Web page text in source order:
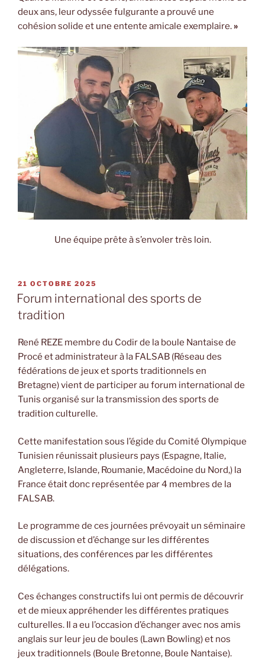
deux ans, leur odyssée fulgurante a prouvé une
cohésion solide et une entente amicale exemplaire.»
Une équipe prête à s’envoler très loin.
PUBLIÉ
LE
21 OCTOBRE 2025
Forum international des sports de
tradition
René REZE membre du Codir de la boule Nantaise de
Procé et administrateur à la FALSAB (Réseau des
fédérations de jeux et sports traditionnels en
Bretagne) vient de participer au forum international de
Tunis organisé sur la transmission des sports de
tradition culturelle.
Cette manifestation sous l’égide du Comité Olympique
Tunisien réunissait plusieurs pays (Espagne, Italie,
Angleterre, Islande, Roumanie, Macédoine du Nord,) la
France était donc représentée par 4 membres de la
FALSAB.
Le programme de ces journées prévoyait un séminaire
de discussion et d’échange sur les différentes
situations, des conférences par les différentes
délégations.
Ces échanges constructifs lui ont permis de découvrir
et de mieux appréhender les différentes pratiques
culturelles. Il a eu l’occasion d’échanger avec nos amis
anglais sur leur jeu de boules (Lawn Bowling) et nos
jeux traditionnels (Boule Bretonne, Boule Nantaise).